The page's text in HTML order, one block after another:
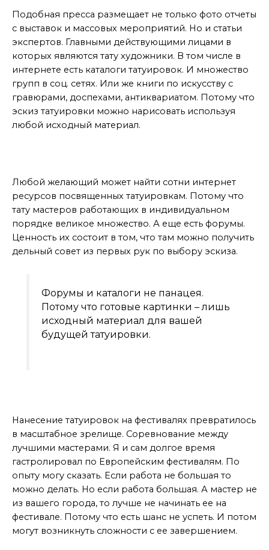
Подобная пресса размещает не только фото отчеты
с выставок и массовых мероприятий. Но и статьи
экспертов. Главными действующими лицами в
которых являются тату художники. В том числе в
интернете есть каталоги татуировок. И множество
групп в соц. сетях. Или же книги по искусству с
гравюрами, доспехами, антиквариатом. Потому что
эскиз татуировки можно нарисовать используя
любой исходный материал.
Любой желающий может найти сотни интернет
ресурсов посвященных татуировкам. Потому что
тату мастеров работающих в индивидуальном
порядке великое множество. А еще есть форумы.
Ценность их состоит в том, что там можно получить
дельный совет из первых рук по выбору эскиза.
Форумы и каталоги не панацея.
Потому что готовые картинки – лишь
исходный материал для вашей
будущей татуировки.
Нанесение татуировок на фестивалях превратилось
в масштабное зрелище. Соревнование между
лучшими мастерами. Я и сам долгое время
гастролировал по Европейским фестивалям. По
опыту могу сказать. Если работа не большая то
можно делать. Но если работа большая. А мастер не
из вашего города, то лучше не начинать ее на
фестивале. Потому что есть шанс не успеть. И потом
могут возникнуть сложности с ее завершением.